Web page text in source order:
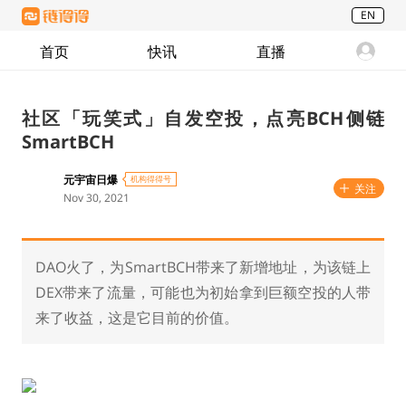
EN
首页 快讯 直播
社区「玩笑式」自发空投，点亮BCH侧链
SmartBCH
元宇宙日爆 机构得得号
Nov 30, 2021
关注
DAO火了，为SmartBCH带来了新增地址，为该链上
DEX带来了流量，可能也为初始拿到巨额空投的人带
来了收益，这是它目前的价值。